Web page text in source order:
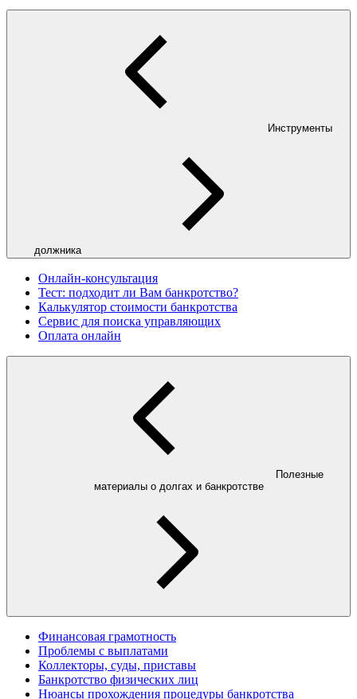
Инструменты
должника
Онлайн-консультация
Тест: подходит ли Вам банкротство?
Калькулятор стоимости банкротства
Сервис для поиска управляющих
Оплата онлайн
Полезные
материалы о долгах и банкротстве
Финансовая грамотность
Проблемы с выплатами
Коллекторы, суды, приставы
Банкротство физических лиц
Нюансы прохождения процедуры банкротства